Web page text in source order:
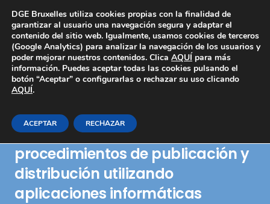
Área Privada
Herramientas de comunicación
de contenidos en los sistemas de
información. Otros
procedimientos de publicación y
distribución utilizando
aplicaciones informáticas
DGE Bruxelles utiliza cookies propias con la finalidad de
garantizar al usuario una navegación segura y adaptar el
contenido del sitio web. Igualmente, usamos cookies de terceros
(Google Analytics) para analizar la navegación de los usuarios y
poder mejorar nuestros contenidos. Clica AQUÍ para más
información. Puedes aceptar todas las cookies pulsando el
botón “Aceptar” o configurarlas o rechazar su uso clicando
AQUÍ.
ACEPTAR RECHAZAR